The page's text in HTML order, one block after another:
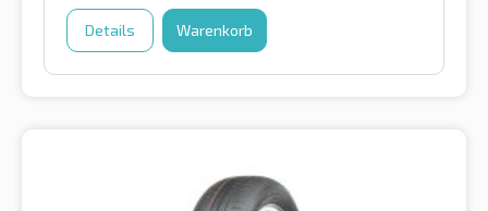
Details Warenkorb